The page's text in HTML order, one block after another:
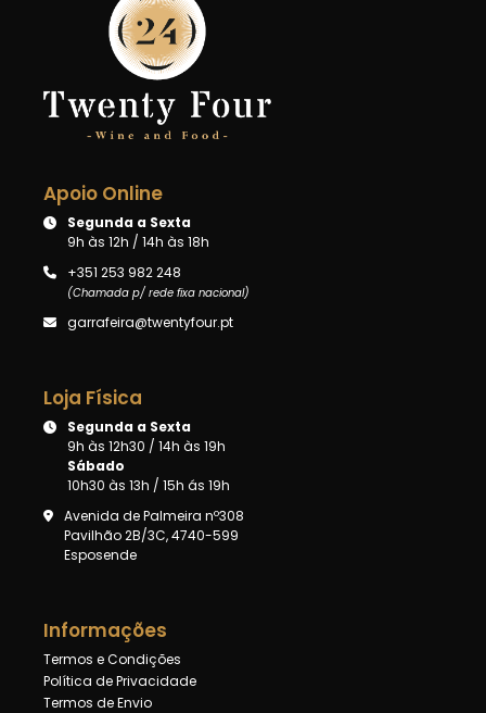
Apoio Online
Segunda a Sexta
9h às 12h / 14h às 18h
+351 253 982 248
(Chamada p/ rede fixa nacional)
garrafeira@twentyfour.pt
Loja Física
Segunda a Sexta
9h às 12h30 / 14h às 19h
Sábado
10h30 às 13h / 15h ás 19h
Avenida de Palmeira nº308
Pavilhão 2B/3C, 4740-599
Esposende
Informações
Termos e Condições
Política de Privacidade
Termos de Envio